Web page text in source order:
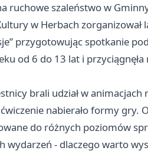
ruchowe szaleństwo w
w Herbach
przygotowując spotkanie
od 6 do 13 lat i
brali udział w
nabierało formy
do różnych poziomów
wydarzeń - dlaczego warto